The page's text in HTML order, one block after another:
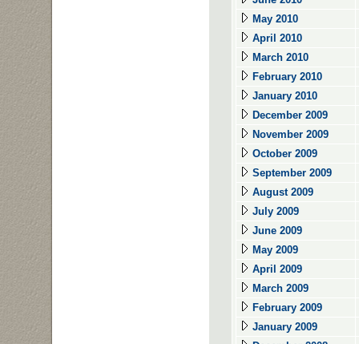
May 2010
April 2010
March 2010
February 2010
January 2010
December 2009
November 2009
October 2009
September 2009
August 2009
July 2009
June 2009
May 2009
April 2009
March 2009
February 2009
January 2009